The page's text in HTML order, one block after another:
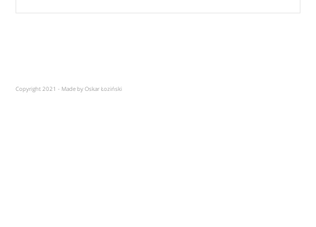
Copyright 2021 - Made by Oskar Łoziński